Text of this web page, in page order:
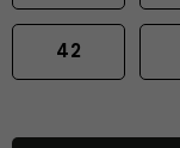
42